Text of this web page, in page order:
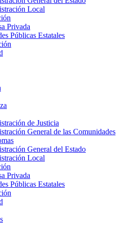
Local
Privada
Públicas Estatales
de Justicia
General de las Comunidades
General del Estado
Local
Privada
Públicas Estatales